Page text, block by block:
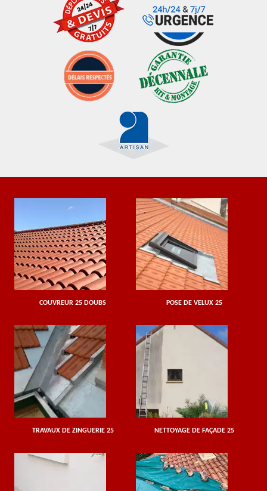
COUVREUR 25 DOUBS POSE DE VELUX 25
TRAVAUX DE ZINGUERIE 25 NETTOYAGE DE FAÇADE 25